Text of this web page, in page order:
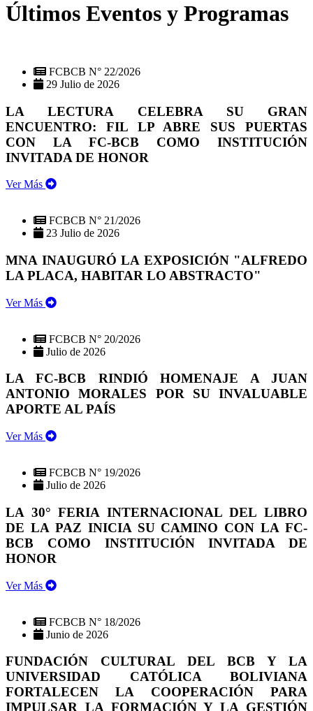
Últimos Eventos y Programas
FCBCB N° 22/2026
29 Julio de 2026
LA LECTURA CELEBRA SU GRAN
ENCUENTRO: FIL LP ABRE SUS PUERTAS
CON LA FC-BCB COMO INSTITUCIÓN
INVITADA DE HONOR
Ver Más
FCBCB N° 21/2026
23 Julio de 2026
MNA INAUGURÓ LA EXPOSICIÓN "ALFREDO
LA PLACA, HABITAR LO ABSTRACTO"
Ver Más
FCBCB N° 20/2026
Julio de 2026
LA FC-BCB RINDIÓ HOMENAJE A JUAN
ANTONIO MORALES POR SU INVALUABLE
APORTE AL PAÍS
Ver Más
FCBCB N° 19/2026
Julio de 2026
LA 30° FERIA INTERNACIONAL DEL LIBRO
DE LA PAZ INICIA SU CAMINO CON LA FC-
BCB COMO INSTITUCIÓN INVITADA DE
HONOR
Ver Más
FCBCB N° 18/2026
Junio de 2026
FUNDACIÓN CULTURAL DEL BCB Y LA
UNIVERSIDAD CATÓLICA BOLIVIANA
FORTALECEN LA COOPERACIÓN PARA
IMPULSAR LA FORMACIÓN Y LA GESTIÓN